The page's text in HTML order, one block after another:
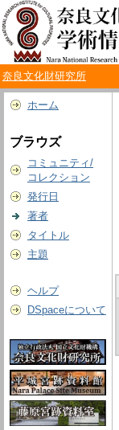
奈良文化財研究所
ホーム
ブラウズ
コミュニティ/
コレクション
発行日
著者
タイトル
主題
ヘルプ
DSpaceについて